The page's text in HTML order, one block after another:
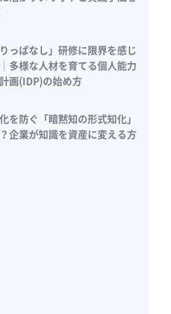
っぱなし」研修に限界を感じ
多様な人材を育てる個人能力
画(IDP)の始め方
を防ぐ「暗黙知の形式知化」
企業が知識を資産に変える方